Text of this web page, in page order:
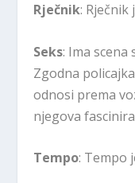
Rječnik: Rječnik
Seks: Ima scena
Zgodna
odnosi prema
njegova
Tempo: Tempo